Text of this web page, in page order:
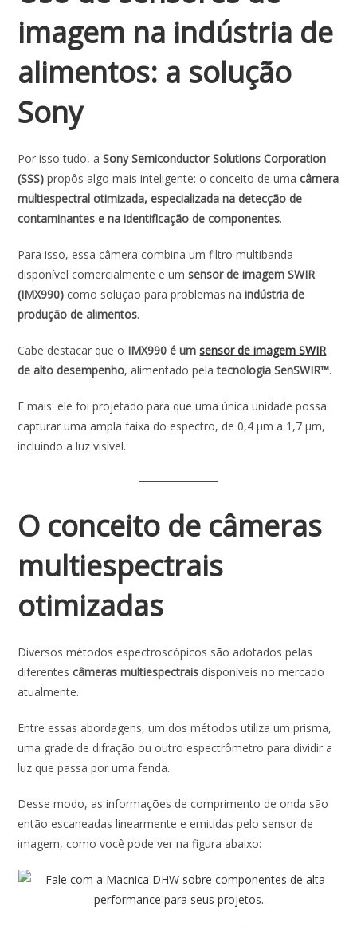
imagem na indústria de
alimentos: a solução
Sony
Por isso tudo, aSony Semiconductor Solutions Corporation
(SSS) propôs algo mais inteligente: o conceito de umacâmera
multiespectral otimizada, especializada na detecção de
contaminantes e na identificação de componentes.
Para isso, essa câmera combina um filtro multibanda
disponível comercialmente e umsensor de imagem SWIR
(IMX990) como solução para problemas naindústria de
produção de alimentos.
Cabe destacar que o IMX990 é umsensor de imagem SWIR
de alto desempenho, alimentado pelatecnologia SenSWIR™.
E mais: ele foi projetado para que uma única unidade possa
capturar uma ampla faixa do espectro, de 0,4 μm a 1,7 μm,
incluindo a luz visível.
O conceito de câmeras
multiespectrais
otimizadas
Diversos métodos espectroscópicos são adotados pelas
diferentescâmeras multiespectrais disponíveis no mercado
atualmente.
Entre essas abordagens, um dos métodos utiliza um prisma,
uma grade de difração ou outro espectrômetro para dividir a
luz que passa por uma fenda.
Desse modo, as informações de comprimento de onda são
então escaneadas linearmente e emitidas pelo sensor de
imagem, como você pode ver na figura abaixo: